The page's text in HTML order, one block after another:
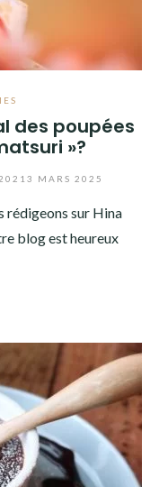
des poupées
»?
3 MARS 2025
rédigeons sur Hina
blog est heureux